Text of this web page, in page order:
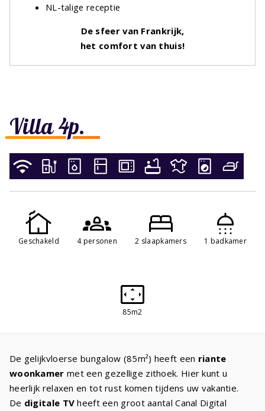
Villa 4p.
Geschakeld 4 personen 2 slaapkamers 1 badkamer
85m2
De gelijkvloerse bungalow (85m²) heeft een riante
woonkamer met een gezellige zithoek. Hier kunt u
heerlijk relaxen en tot rust komen tijdens uw vakantie.
De digitale TV heeft een groot aantal Canal Digital
NL-talige receptie
De sfeer van Frankrijk,
het comfort van thuis!